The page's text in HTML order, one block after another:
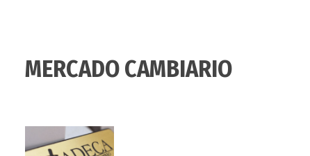
MERCADO CAMBIARIO